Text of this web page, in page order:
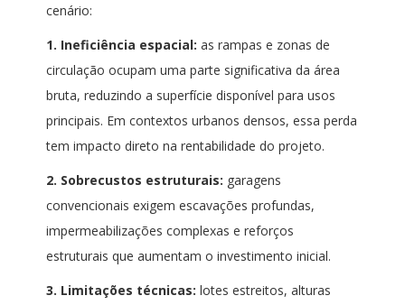
cenário:
1. Ineficiência espacial: as rampas e zonas de
circulação ocupam uma parte significativa da área
bruta, reduzindo a superfície disponível para usos
principais. Em contextos urbanos densos, essa perda
tem impacto direto na rentabilidade do projeto.
2. Sobrecustos estruturais: garagens
convencionais exigem escavações profundas,
impermeabilizações complexas e reforços
estruturais que aumentam o investimento inicial.
3. Limitações técnicas: lotes estreitos, alturas